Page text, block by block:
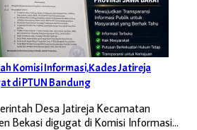
Komisi Informasi,Kades Jatireja
di PTUN Bandung
Desa Jatireja Kecamatan
Bekasi digugat di Komisi Informasi…